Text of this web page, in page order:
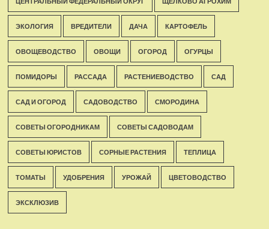
ЭКОЛОГИЯ ВРЕДИТЕЛИ ДАЧА КАРТОФЕЛЬ
ОВОЩЕВОДСТВО ОВОЩИ ОГОРОД ОГУРЦЫ
ПОМИДОРЫ РАССАДА РАСТЕНИЕВОДСТВО САД
САД И ОГОРОД САДОВОДСТВО СМОРОДИНА
СОВЕТЫ ОГОРОДНИКАМ СОВЕТЫ САДОВОДАМ
СОВЕТЫ ЮРИСТОВ СОРНЫЕ РАСТЕНИЯ ТЕПЛИЦА
ТОМАТЫ УДОБРЕНИЯ УРОЖАЙ ЦВЕТОВОДСТВО
ЭКСКЛЮЗИВ